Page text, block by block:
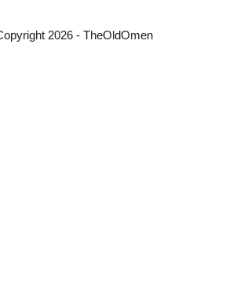
2026 - TheOldOmen